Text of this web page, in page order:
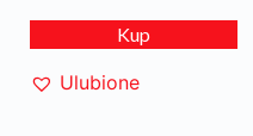
Kup
Ulubione